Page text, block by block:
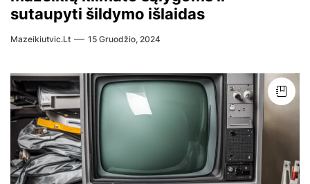
sutaupyti šildymo išlaidas
Mazeikiutvic.lt 15 Gruodžio, 2024